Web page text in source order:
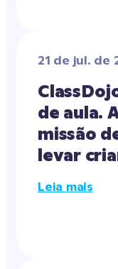
21 de jul. de
de aula.
missão
levar
Leia mais